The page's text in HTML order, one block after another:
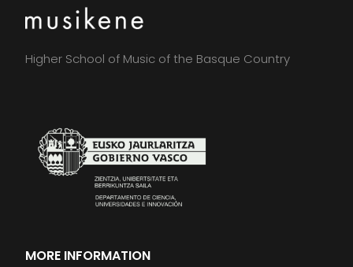
Higher School of Music of the Basque Country
MORE INFORMATION